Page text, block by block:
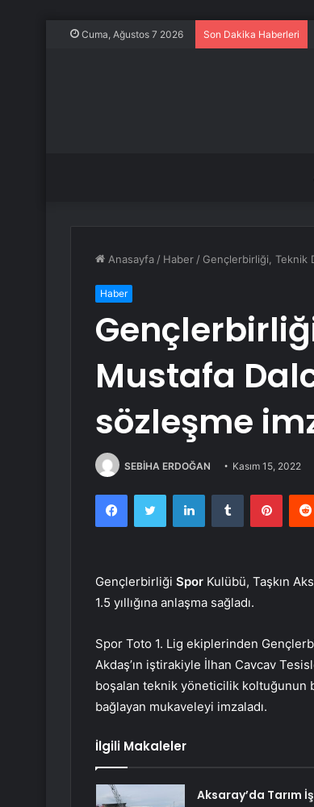
Cuma, Ağustos 7 2026 Son Dakika Haberleri
Anasayfa / Haber / Gençlerbirliği, Teknik
Haber
Mustafa
sözleşme
SEBİHA ERDOĞAN Kasım 15, 2022
FacebookTwitter LinkedInTumblr
Gençlerbirliği Spor Kulübü, Taşkın
1.5 yıllığına anlaşma sağladı.
Spor Toto 1. Lig ekiplerinden
Akdaş’ın iştirakiyle İlhan Cavcav
boşalan teknik yöneticilik koltuğunun
bağlayan mukaveleyi imzaladı.
İlgili Makaleler
Aksaray’da Tarım